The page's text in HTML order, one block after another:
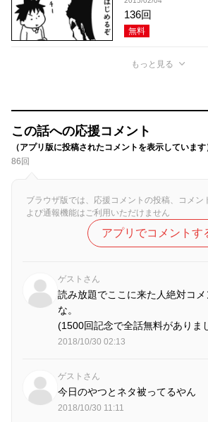
136回
無料
もっと見る
この話への応援コメント
（アプリ版に投稿されたコメントを表示しています
86回
ブラウザ版では、応援コメントの投稿、コメン
よび通報機能はご利用いただけません
アプリでコメントす
ゲストさん
読み放題でここに来た人絶対コメ
な。
(1500回記念で全話無料がありま
2018/10/30 02:13
ゲストさん
今日のやつとネタ被ってるやん
2018/10/30 11:11